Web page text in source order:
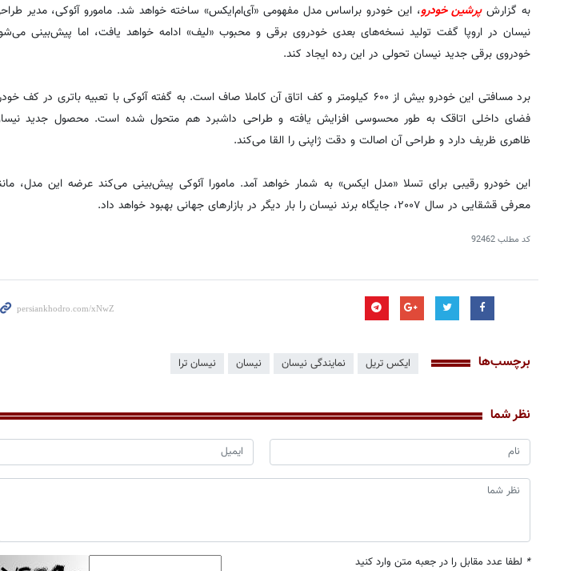
به گزارشپرشین خودرو، این خودرو براساس مدل مفهومی «آی‌ام‌ایکس» ساخته خواهد شد. مامورو آئوکی، مدیر
نیسان در اروپا گفت تولید نسخه‌های بعدی خودروی برقی و محبوب «لیف» ادامه خواهد یافت، اما پیش‌بینی
خودروی برقی جدید نیسان تحولی در این رده ایجاد کند.
برد مسافتی این خودرو بیش از ۶۰۰ کیلومتر و کف اتاق آن کاملا صاف است. به گفته آئوکی با تعبیه باتری در کف
فضای داخلی اتاقک به طور محسوسی افزایش یافته و طراحی داشبرد هم متحول شده است. محصول جدید
ظاهری ظریف دارد و طراحی آن اصالت و دقت ژاپنی را القا می‌کند.
این خودرو رقیبی برای تسلا «مدل ایکس» به شمار خواهد آمد. مامورا آئوکی پیش‌بینی می‌کند عرضه این مدل،
معرفی قشقایی در سال ۲۰۰۷، جایگاه برند نیسان را بار دیگر در بازارهای جهانی بهبود خواهد داد.
کد مطلب92462
برچسب‌ها ایکس تریل نمایندگی نیسان نیسان نیسان ترا
نظر شما
* لطفا عدد مقابل را در جعبه متن وارد کنید